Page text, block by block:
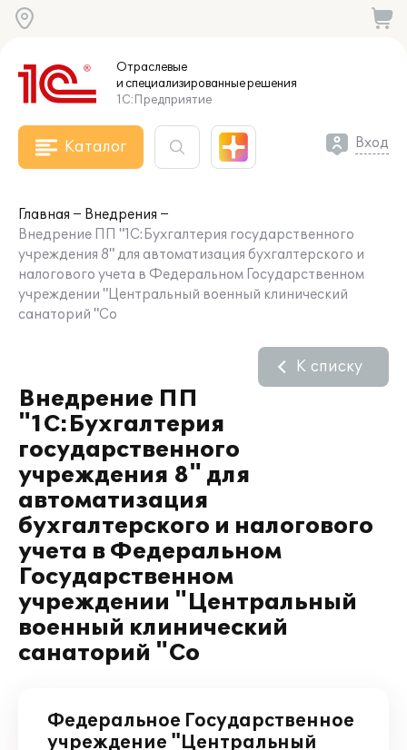
Отраслевые
и специализированныерешения
1С:Предприятие
Каталог Вход
Главная
Внедрения
Внедрение ПП "1С:Бухгалтерия государственного
учреждения 8" для автоматизация бухгалтерского и
налогового учета в Федеральном Государственном
учреждении "Центральный военный клинический
санаторий "Со
Внедрение ПП
"1С:Бухгалтерия
государственного
учреждения 8" для
автоматизация
бухгалтерского и налогового
учета в Федеральном
Государственном
учреждении "Центральный
военный клинический
санаторий "Со
К списку
Федеральное Государственное
учреждение "Центральный